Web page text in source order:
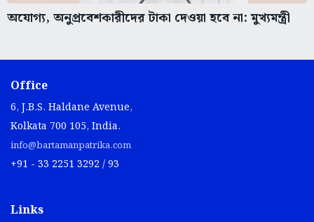
অযোগ্য, অনুপ্রবেশকারীদের টাকা দেওয়া হবে না: মুখ্যমন্ত্রী
Office
6, J.B.S. Haldane Avenue,
Kolkata 700 105, India.
info@bartamanpatrika.com
+91 - 33 2251 3292 / 93
Links